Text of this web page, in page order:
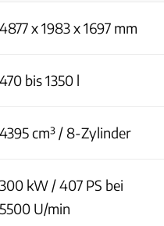
4877 x 1983 x 1697 mm
470 bis 1350 l
4395 cm³ / 8-Zylinder
300 kW / 407 PS bei
5500 U/min